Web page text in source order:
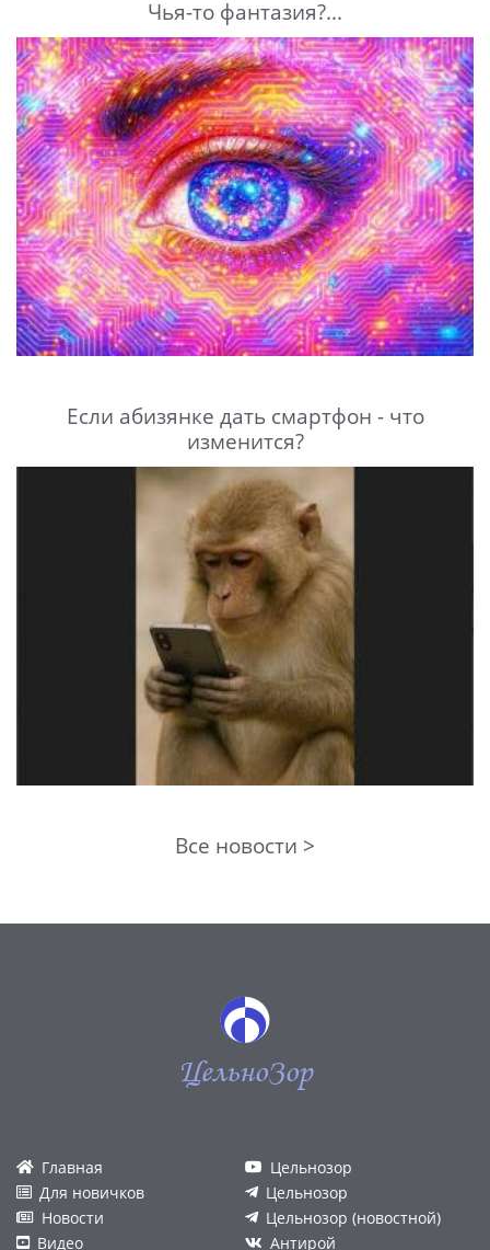
Чья-то фантазия?...
Если абизянке дать смартфон - что
изменится?
Все новости >
ЦельноЗор
Главная
Для новичков
Новости
Видео
Цельнозор
Цельнозор
Цельнозор (новостной)
Антирой